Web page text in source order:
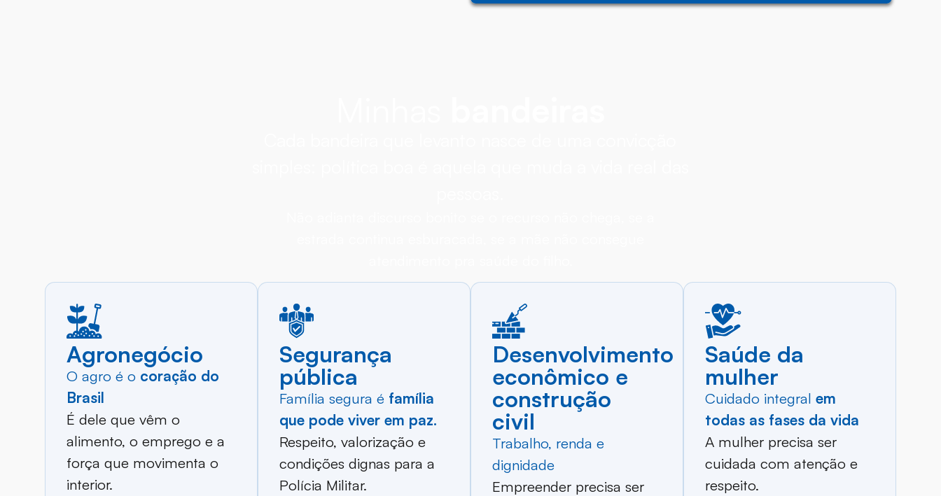
Agronegócio
O agro é o coração do
Brasil
É dele que vêm o
alimento, o emprego e a
força que movimenta o
interior.
Segurança
pública
Família segura é família
que pode viver em paz.
Respeito, valorização e
condições dignas para a
Polícia Militar.
Desenvolvimento
econômico e
construção
civil
Trabalho, renda e
dignidade
Empreender precisa ser
Saúde da
mulher
Cuidado integralem
todas as fases da vida
A mulher precisa ser
cuidada com atenção e
respeito.